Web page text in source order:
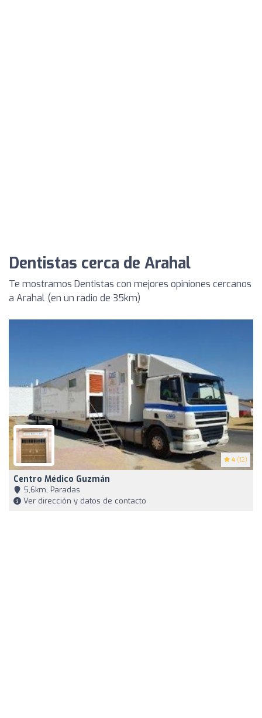
Dentistas cerca de Arahal
Te mostramos Dentistas con mejores opiniones cercanos
a Arahal (en un radio de 35km)
4 (12)
Centro Médico Guzmán
5,6km, Paradas
Ver dirección y datos de contacto